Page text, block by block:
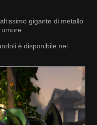
gigante di metallo
è disponibile nel